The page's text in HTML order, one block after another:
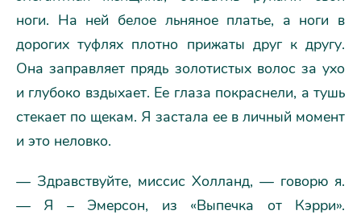
ноги. На ней белое льняное платье, а ноги в
дорогих туфлях плотно прижаты друг к другу.
Она заправляет прядь золотистых волос за ухо
и глубоко вздыхает. Ее глаза покраснели, а тушь
стекает по щекам. Я застала ее в личный момент
и это неловко.
— Здравствуйте, миссис Холланд, — говорю я.
— Я – Эмерсон, из «Выпечка от Кэрри».